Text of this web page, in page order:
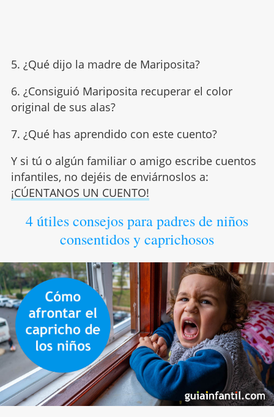
5. ¿Qué dijo la madre de Mariposita?
6. ¿Consiguió Mariposita recuperar el color
original de sus alas?
7. ¿Qué has aprendido con este cuento?
Y si tú o algún familiar o amigo escribe cuentos
infantiles, no dejéis de enviárnoslos a:
¡CÚENTANOS UN CUENTO!
4 útiles consejos para padres de niños
consentidos y caprichosos